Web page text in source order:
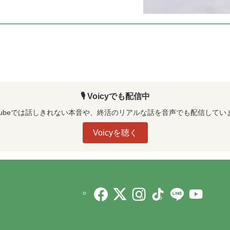
🎙️ Voicyでも配信中
では話しきれない本音や、終活のリアルな話を音声でも配信してい
Voicyを聴く